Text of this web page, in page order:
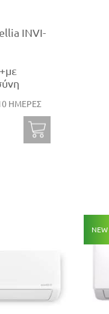
INVI-
ΗΜΕΡΕΣ
NEW